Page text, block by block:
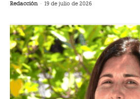
Redacción - 19 de julio de 2026